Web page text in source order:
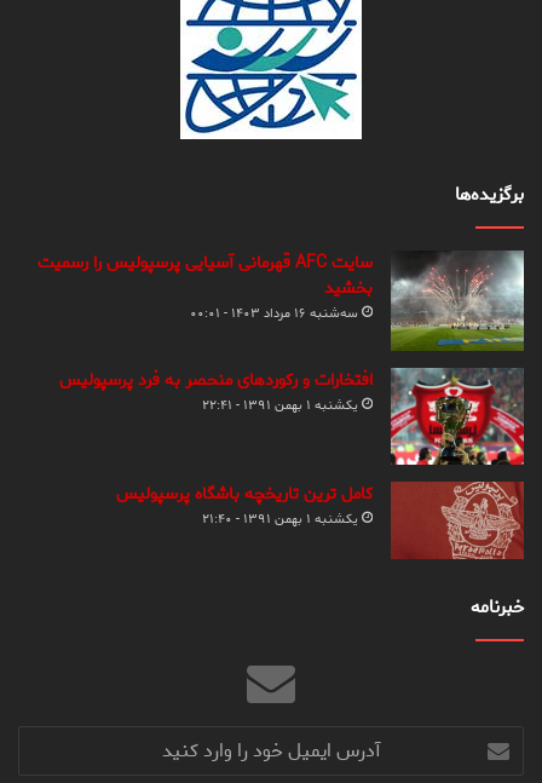
برگزیده‌ها
سایت AFC قهرمانی آسیایی پرسپولیس را رسمیت
بخشید
سه‌شنبه ۱۶ مرداد ۱۴۰۳ - ۰۰:۰۱
افتخارات و رکوردهای منحصر به فرد پرسپولیس
یکشنبه ۱ بهمن ۱۳۹۱ - ۲۲:۴۱
کامل ترین تاریخچه باشگاه پرسپولیس
یکشنبه ۱ بهمن ۱۳۹۱ - ۲۱:۴۰
خبرنامه
آدرس
ایمیل